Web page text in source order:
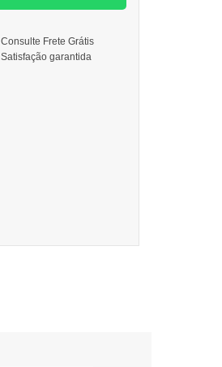
Consulte Frete Grátis
Satisfação garantida